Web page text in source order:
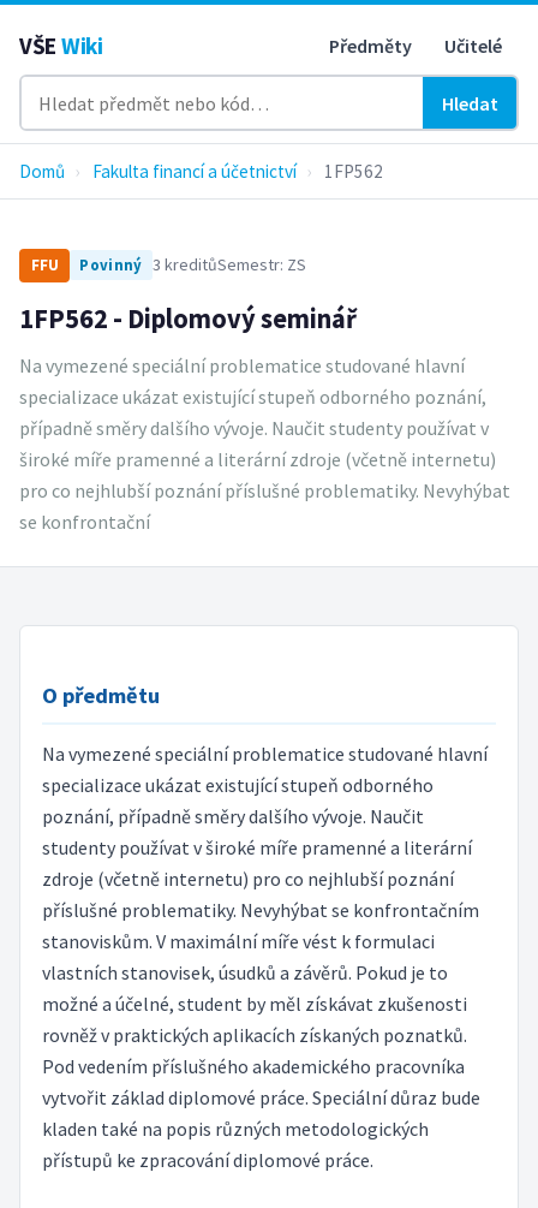
VŠE Wiki Předměty Učitelé
Hledat
Domů › Fakulta financí a účetnictví › 1FP562
FFU Povinný 3 kreditůSemestr: ZS
1FP562 - Diplomový seminář
Na vymezené speciální problematice studované hlavní
specializace ukázat existující stupeň odborného poznání,
případně směry dalšího vývoje. Naučit studenty používat v
široké míře pramenné a literární zdroje (včetně internetu)
pro co nejhlubší poznání příslušné problematiky. Nevyhýbat
se konfrontační
O předmětu
Na vymezené speciální problematice studované hlavní
specializace ukázat existující stupeň odborného
poznání, případně směry dalšího vývoje. Naučit
studenty používat v široké míře pramenné a literární
zdroje (včetně internetu) pro co nejhlubší poznání
příslušné problematiky. Nevyhýbat se konfrontačním
stanoviskům. V maximální míře vést k formulaci
vlastních stanovisek, úsudků a závěrů. Pokud je to
možné a účelné, student by měl získávat zkušenosti
rovněž v praktických aplikacích získaných poznatků.
Pod vedením příslušného akademického pracovníka
vytvořit základ diplomové práce. Speciální důraz bude
kladen také na popis různých metodologických
přístupů ke zpracování diplomové práce.